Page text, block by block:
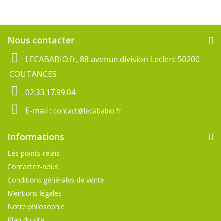
Nous contacter
LECABABIO.fr, 88 avenue division Leclerc 50200
COUTANCES
02.33.17.99.04
E-mail : contact@lecababio.fr
Informations
Les points-relais
Contactez-nous
Conditions générales de vente
Mentions légales
Notre philosophie